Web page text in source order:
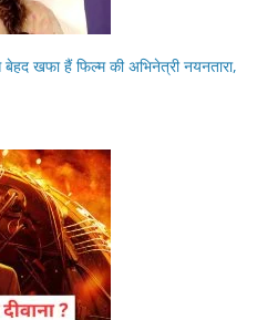
खफा हैं फिल्म की अभिनेत्री नयनतारा,